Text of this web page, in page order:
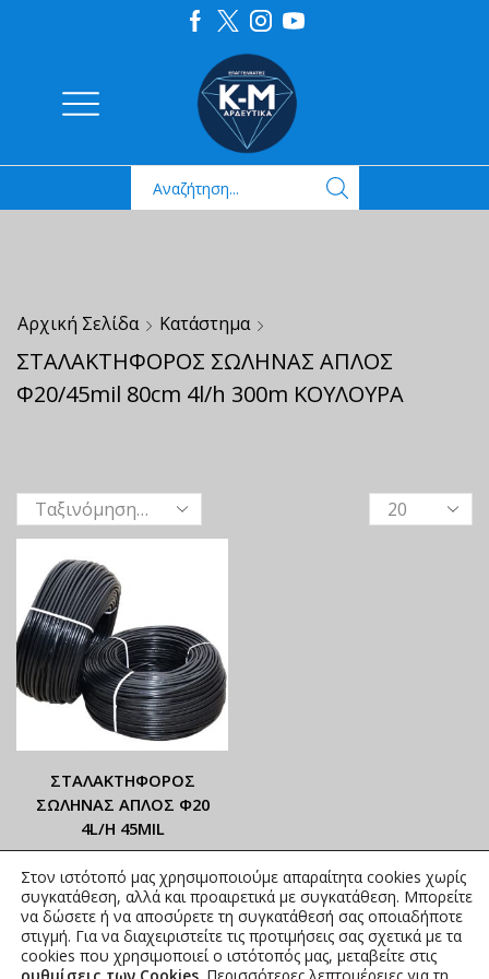
Αρχική Σελίδα Κατάστημα
ΣΤΑΛΑΚΤΗΦΟΡΟΣ ΣΩΛΗΝΑΣ ΑΠΛΟΣ
Φ20/45mil 80cm 4l/h 300m ΚΟΥΛΟΥΡΑ
ΣΤΑΛΑΚΤΗΦΟΡΟΣ
ΣΩΛΗΝΑΣ ΑΠΛΟΣ Φ20
4L/H 45MIL
ΑΝΑΓΡΑΦΟΝΤΑΙ ΣΤΟ
ΑΝΗΡΤΗΜΕΝΟ PDF
0,53€ –0,99€ συμπ. Φ.Π.Α.
Στον ιστότοπό μας χρησιμοποιούμε απαραίτητα cookies χωρίς
συγκατάθεση, αλλά και προαιρετικά με συγκατάθεση. Μπορείτε
να δώσετε ή να αποσύρετε τη συγκατάθεσή σας οποιαδήποτε
στιγμή. Για να διαχειριστείτε τις προτιμήσεις σας σχετικά με τα
cookies που χρησιμοποιεί ο ιστότοπός μας, μεταβείτε στις